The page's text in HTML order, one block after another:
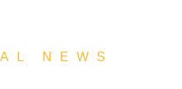
NEWS